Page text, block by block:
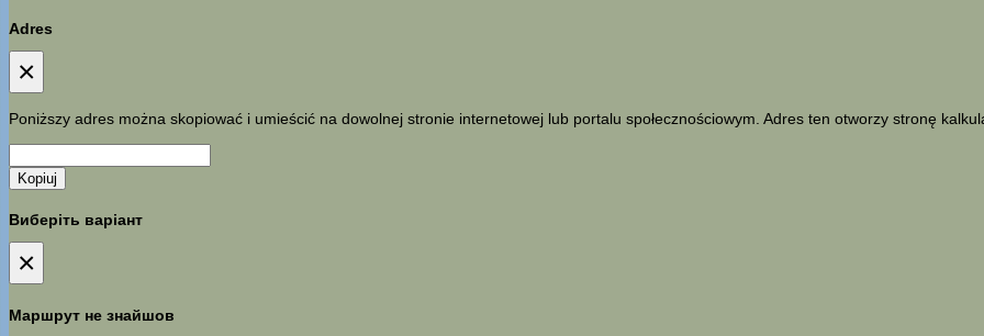
Adres
×
Poniższy adres można skopiować i umieścić na dowolnej stronie internetowej lub portalu społecznościowym. Adres ten otworzy stronę
Kopiuj
Виберіть варіант
×
Маршрут не знайшов